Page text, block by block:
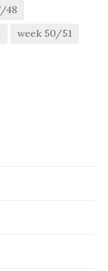
48
week 50/51